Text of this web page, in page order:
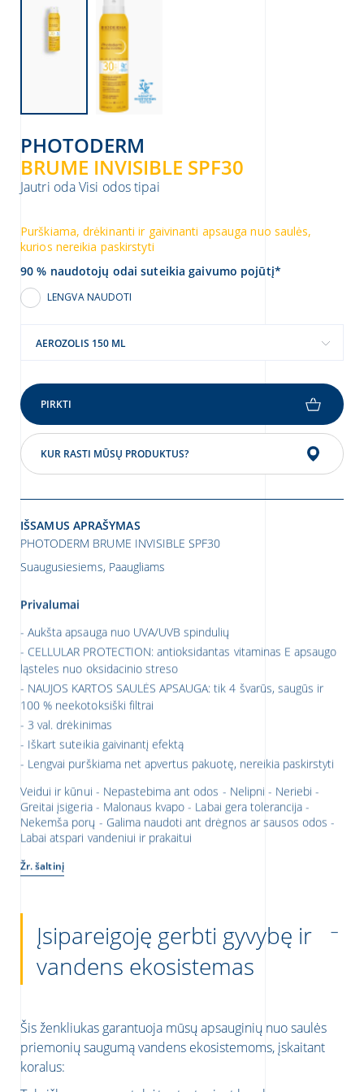
apie asmens duomenų apsaugą
asmens duomenų skiltį
PHOTODERM
BRUME INVISIBLE SPF30
Jautri odaVisi odos tipai
Purškiama, drėkinanti ir gaivinanti apsauga nuo saulės,
kurios nereikia paskirstyti
90 % naudotojų odai suteikia gaivumo pojūtį*
LENGVA NAUDOTI
AEROZOLIS 150 ML
PIRKTI
KUR RASTI MŪSŲ PRODUKTUS?
IŠSAMUS APRAŠYMAS
PHOTODERM BRUME INVISIBLE SPF30
Suaugusiesiems, Paaugliams
Privalumai
Aukšta apsauga nuo UVA/UVB spindulių
CELLULAR PROTECTION: antioksidantas vitaminas E apsaugo
ląsteles nuo oksidacinio streso
NAUJOS KARTOS SAULĖS APSAUGA: tik 4 švarūs, saugūs ir
100 % neekotoksiški filtrai
3 val. drėkinimas
Iškart suteikia gaivinantį efektą
Lengvai purškiama net apvertus pakuotę, nereikia paskirstyti
Veidui ir kūnui - Nepastebima ant odos - Nelipni - Neriebi -
Greitai įsigeria - Malonaus kvapo - Labai gera tolerancija -
Nekemša porų - Galima naudoti ant drėgnos ar sausos odos -
Labai atspari vandeniui ir prakaitui
Žr. šaltinį
Įsipareigoję gerbti gyvybę ir
vandens ekosistemas
Šis ženkliukas garantuoja mūsų apsauginių nuo saulės
priemonių saugumą vandens ekosistemoms, įskaitant
koralus: